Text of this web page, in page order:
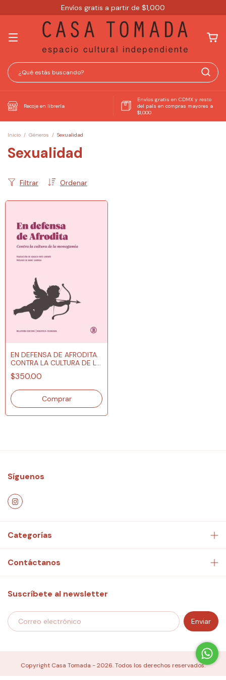
Envíos gratis a partir de $1,000
Recoje en librería
Envíos gratis en CDMX y resto
del país en compras mayores a
$1,000
Inicio / Géneros / Sexualidad
Sexualidad
Ordenar
Filtrar
EN DEFENSA DE AFRODITA.
CONTRA LA CULTURA DE LA
MONOGAMIA
$350.00
Síguenos
Categorías
Contáctanos
Suscríbete al newsletter
Copyright Casa Tomada - 2026. Todos los derechos reservados.